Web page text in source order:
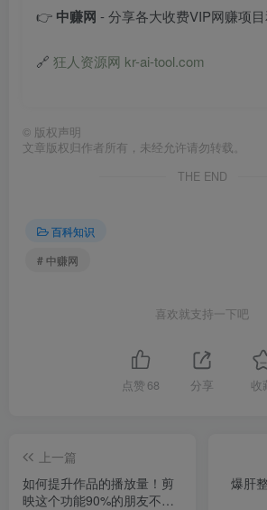
👉 中赚网 - 分享各大收费VIP网赚项
🔗 狂人资源网 kr-ai-tool.com
© 版权声明
文章版权归作者所有，未经允许请勿转载。
THE END
百科知识
# 中赚网
喜欢就支持一下吧
点赞 68 分享 收
上一篇
如何提升作品的播放量！剪
映这个功能90%的朋友不会
爆肝